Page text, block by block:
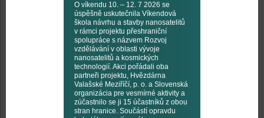
O víkendu 10. – 12. 7 2026 se
úspěšně uskutečnila Víkendová
škola návrhu a stavby nanosatelitů
v rámci projektu přeshraniční
spolupráce s názvem Rozvoj
vzdělávání v oblasti vývoje
nanosatelitů a kosmických
technologií. Akci pořádali oba
partneři projektu, Hvězdárna
Valašské Meziříčí, p. o. a Slovenská
organizácia pre vesmírné aktivity a
zúčastnilo se ji 15 účastníků z obou
stran hranice. Součástí opravdu